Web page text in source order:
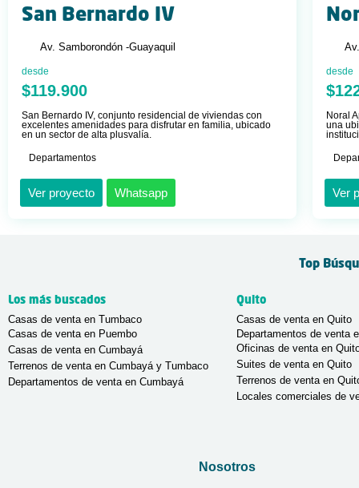
San Bernardo IV
Av. Samborondón -Guayaquil
desde
$119.900
San Bernardo IV, conjunto residencial de viviendas con
excelentes amenidades para disfrutar en familia, ubicado
en un sector de alta plusvalía.
Departamentos
Ver proyecto Whatsapp
desde
Noral
una
Ver
Top
Los más buscados
Casas de venta en Tumbaco
Casas de venta en Puembo
Casas de venta en Cumbayá
Terrenos de venta en Cumbayá y Tumbaco
Departamentos de venta en Cumbayá
Quito
Casas de venta en Quito
Departamentos de venta
Oficinas de venta en
Suites de venta en Quito
Terrenos de venta en
Locales comerciales de
Nosotros